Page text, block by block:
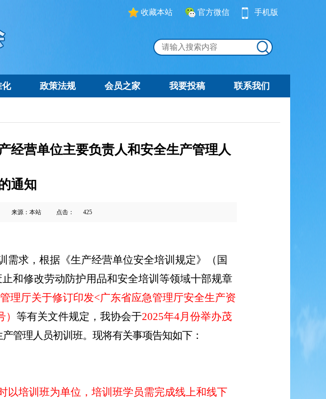
收藏本站 官方微信 手机版
化 政策法规 会员之家 我要投稿 联系我们
经营单位主要负责人和安全生产管理人
通知
来源：本站 点击： 425
需求， 根据《生产经营单位安全培训规定》（国
止和修改劳动防护用品和安全培训等领域十部规章
理厅关于修订印发<广东省应急管理厅安全生产资
） 等有关文件规定， 我协会于2025年4月 份举办茂
产管理人员初训班。现将有关事项告知如下：
以培训班为单位，培训班学员需完成线上和线下